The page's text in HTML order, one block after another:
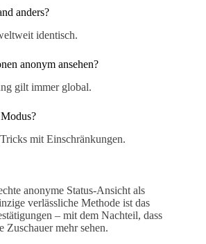
anders?
identisch.
anonym ansehen?
gilt immer global.
mit Einschränkungen.
anonyme Status-Ansicht als
verlässliche Methode ist das
– mit dem Nachteil, dass
Zuschauer mehr sehen.